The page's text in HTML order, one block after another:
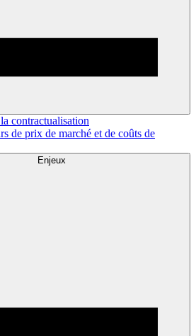
contractualisation
de prix de marché et de coûts de
Enjeux